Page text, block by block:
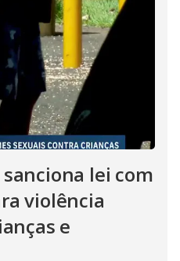
lei com
violência
e